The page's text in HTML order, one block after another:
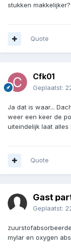
stukken makkelijker?
Quote
Cfk01
Geplaatst:
Ja dat is waar...
weer een keer de
uiteindelijk laat alles
Quote
Gast
Geplaatst:
mylar en oxygen